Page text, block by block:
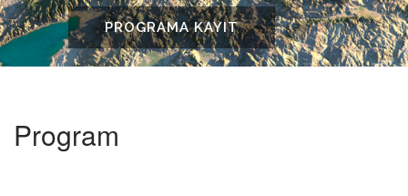
PROGRAMA KAYIT
Program